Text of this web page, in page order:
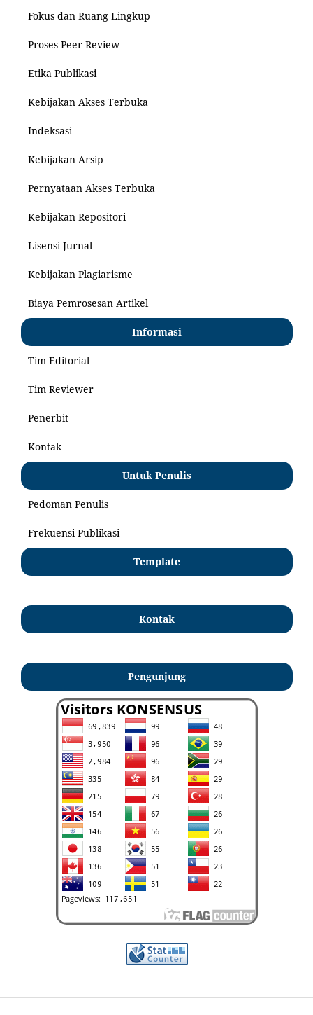
Fokus dan Ruang Lingkup
Proses Peer Review
Etika Publikasi
Kebijakan Akses Terbuka
Indeksasi
Kebijakan Arsip
Pernyataan Akses Terbuka
Kebijakan Repositori
Lisensi Jurnal
Kebijakan Plagiarisme
Biaya Pemrosesan Artikel
Informasi
Tim Editorial
Tim Reviewer
Penerbit
Kontak
Untuk Penulis
Pedoman Penulis
Frekuensi Publikasi
Template
Kontak
Pengunjung